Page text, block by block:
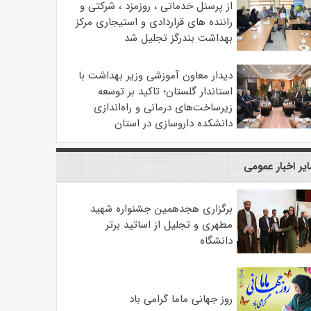
از پرسنل خدماتی ، روزمزد ، شرکتی و
راننده های قراردادی و استیجاری مرکز
بهداشت بندرگز تجلیل شد
دیدار معاون آموزشی وزیر بهداشت با
استاندار گلستان؛ تاکید بر توسعه
زیرساخت‌های درمانی و راه‌اندازی
دانشکده داروسازی در استان
اخبار عمومی
برگزاری هجدهمین جشنواره شهید
مطهری و تجلیل از اساتید برتر
دانشگاه
روز جهانی ماما گرامی باد